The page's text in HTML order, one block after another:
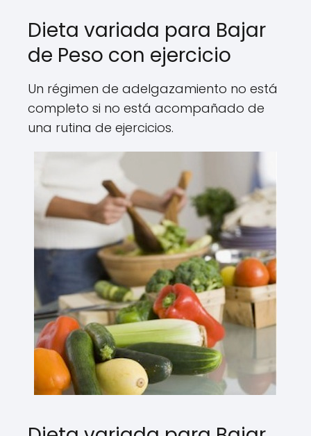
Dieta variada para Bajar
de Peso con ejercicio
Un régimen de adelgazamiento no está
completo si no está acompañado de
una rutina de ejercicios.